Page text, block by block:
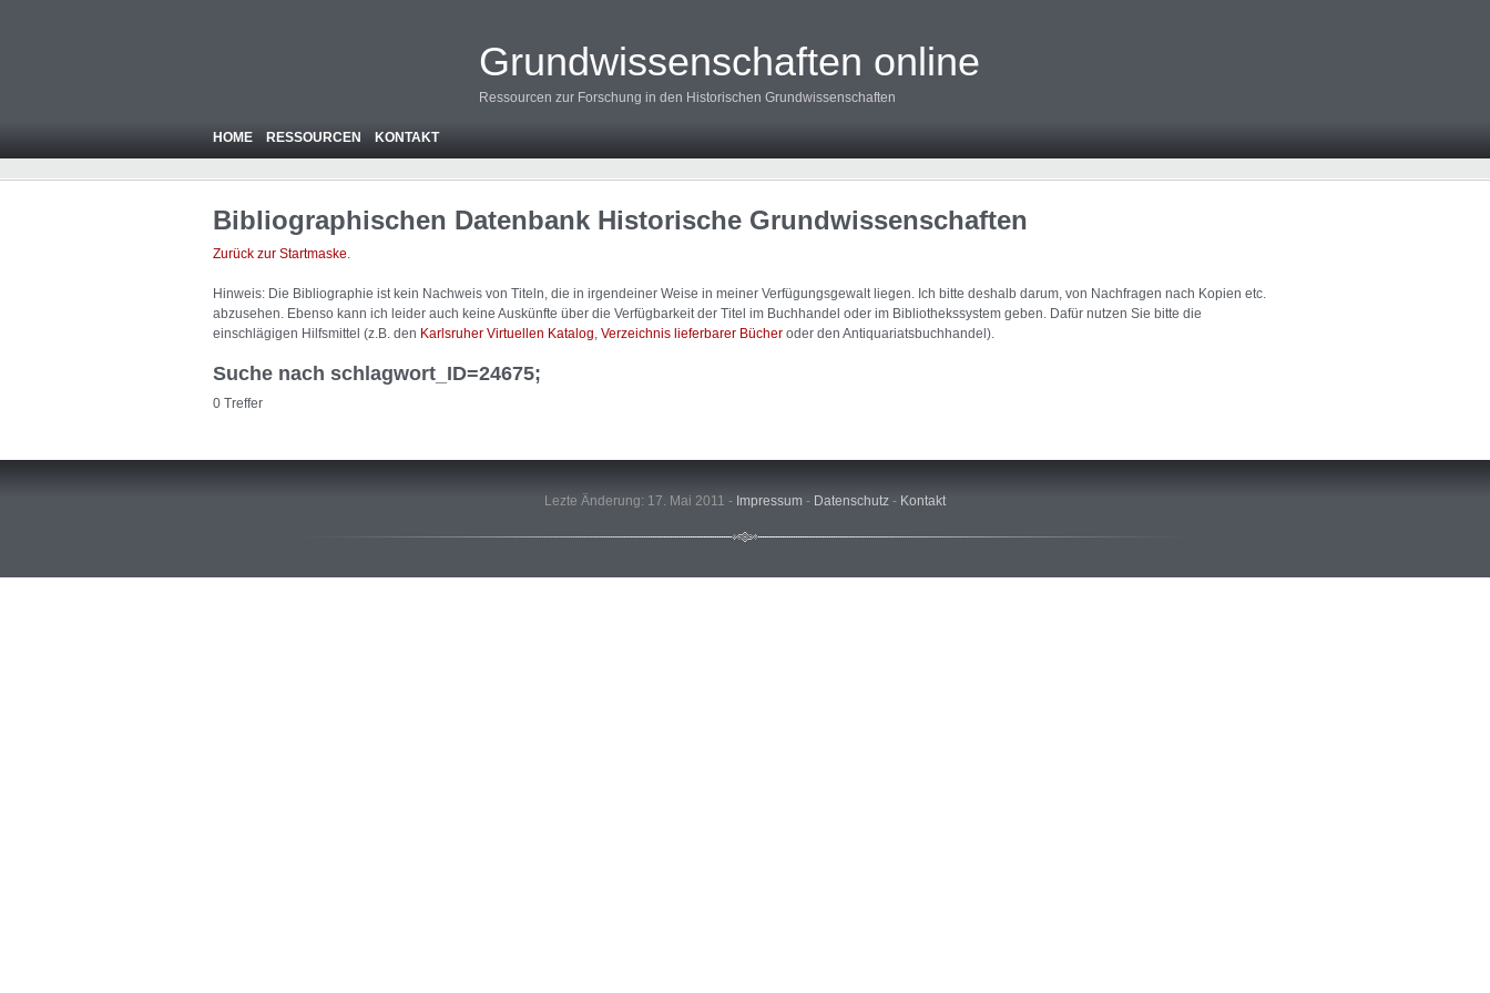
Grundwissenschaften online
Ressourcen zur Forschung in den Historischen Grundwissenschaften
HOME RESSOURCEN KONTAKT
Bibliographischen Datenbank Historische Grundwissenschaften
Zurück zur Startmaske.
Hinweis: Die Bibliographie ist kein Nachweis von Titeln, die in irgendeiner Weise in meiner Verfügungsgewalt liegen. Ich bitte deshalb darum, von Nachfragen nach Kopien etc.
abzusehen. Ebenso kann ich leider auch keine Auskünfte über die Verfügbarkeit der Titel im Buchhandel oder im Bibliothekssystem geben. Dafür nutzen Sie bitte die
einschlägigen Hilfsmittel (z.B. den Karlsruher Virtuellen Katalog Verzeichnis lieferbarer Bücher oder den Antiquariatsbuchhandel).
Suche nach schlagwort_ID=24675;
0 Treffer
Lezte Änderung: 17. Mai 2011 - Impressum - Datenschutz - Kontakt